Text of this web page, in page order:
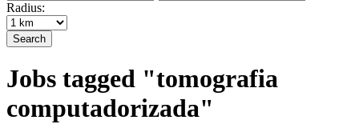
Radius:
Search
Jobs tagged "tomografia
computadorizada"